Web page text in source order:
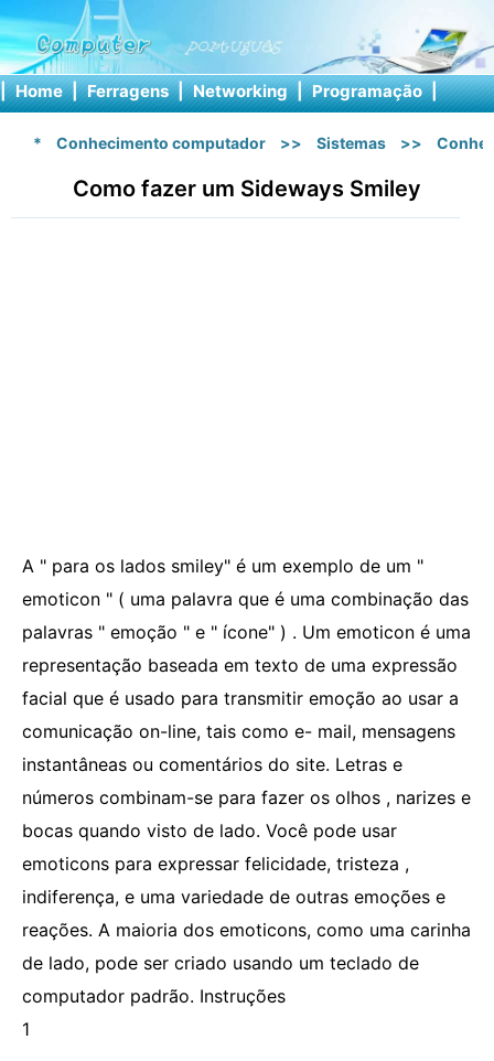
| Home | Ferragens | Networking | Programação |
* Conhecimento computador >> Sistemas >>
Como fazer um Sideways Smiley
A " para os lados smiley" é um exemplo de um "
emoticon " ( uma palavra que é uma combinação das
palavras " emoção " e " ícone" ) . Um emoticon é uma
representação baseada em texto de uma expressão
facial que é usado para transmitir emoção ao usar a
comunicação on-line, tais como e- mail, mensagens
instantâneas ou comentários do site. Letras e
números combinam-se para fazer os olhos , narizes e
bocas quando visto de lado. Você pode usar
emoticons para expressar felicidade, tristeza ,
indiferença, e uma variedade de outras emoções e
reações. A maioria dos emoticons, como uma carinha
de lado, pode ser criado usando um teclado de
computador padrão. Instruções
1